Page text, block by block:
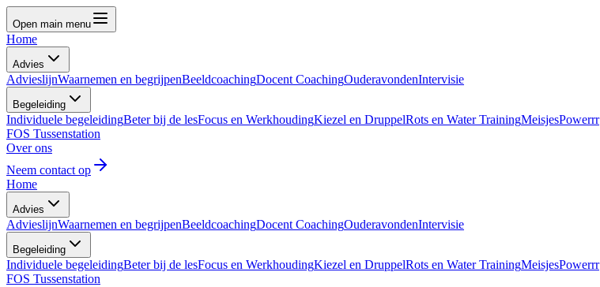
Open main menu
Home
Advies
AdvieslijnWaarnemen en begrijpenBeeldcoachingDocent CoachingOuderavondenIntervisie
Begeleiding
Individuele begeleidingBeter bij de lesFocus en WerkhoudingKiezel en DruppelRots en Water TrainingMeisjesPowerrr
FOS Tussenstation
Over ons
Neem contact op
Home
Advies
AdvieslijnWaarnemen en begrijpenBeeldcoachingDocent CoachingOuderavondenIntervisie
Begeleiding
Individuele begeleidingBeter bij de lesFocus en WerkhoudingKiezel en DruppelRots en Water TrainingMeisjesPowerrr
FOS Tussenstation